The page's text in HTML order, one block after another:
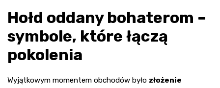
Hołd oddany bohaterom –
symbole, które łączą
pokolenia
Wyjątkowym momentem obchodów było złożenie